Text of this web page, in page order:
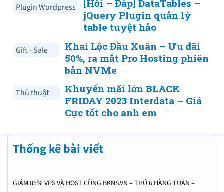
Plugin Wordpress
[Hỏi – Đáp] DataTables –
jQuery Plugin quản lý
table tuyệt hảo
Gift - Sale
Khai Lộc Đầu Xuân – Ưu đãi
50%, ra mắt Pro Hosting phiên
bản NVMe
Thủ thuật
Khuyến mãi lớn BLACK
FRIDAY 2023 Interdata – Giá
Cực tốt cho anh em
Thống kê bài viết
GIẢM 85% VPS VÀ HOST CÙNG BKNS.VN – THỨ 6 HÀNG TUẦN –